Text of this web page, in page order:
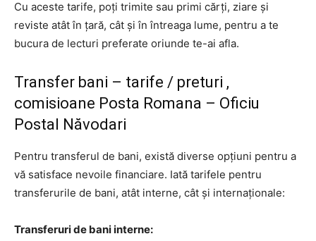
Cu aceste tarife, poți trimite sau primi cărți, ziare și
reviste atât în țară, cât și în întreaga lume, pentru a te
bucura de lecturi preferate oriunde te-ai afla.
Transfer bani – tarife / preturi ,
comisioane Posta Romana – Oficiu
Postal Năvodari
Pentru transferul de bani, există diverse opțiuni pentru a
vă satisface nevoile financiare. Iată tarifele pentru
transferurile de bani, atât interne, cât și internaționale:
Transferuri de bani interne: